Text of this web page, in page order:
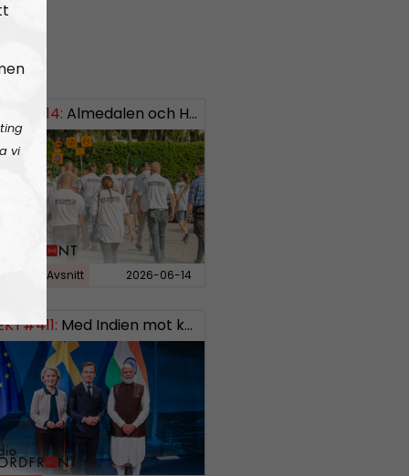
0738958452
Almedalen och Hübinettes fall
Avsnitt 2026-06-14
Med Indien mot kosmos SWISH: 0700738064
vi